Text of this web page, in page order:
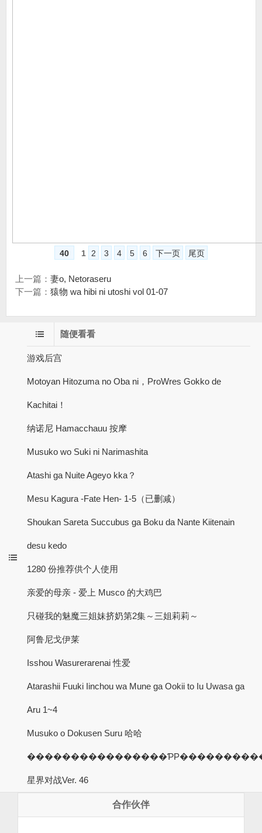
40 1 2 3 4 5 6 下一页 尾页
上一篇： 妻o, Netoraseru
下一篇： 猿物 wa hibi ni utoshi vol 01-07
随便看看
游戏后宫
Motoyan Hitozuma no Oba ni，ProWres Gokko de
Kachitai！
纳诺尼 Hamacchauu 按摩
Musuko wo Suki ni Narimashita
Atashi ga Nuite Ageyo kka？
Mesu Kagura -Fate Hen- 1-5（已删减）
Shoukan Sareta Succubus ga Boku da Nante Kiitenain
desu kedo
1280 份推荐供个人使用
亲爱的母亲 - 爱上 Musco 的大鸡巴
只碰我的魅魔三姐妹挤奶第2集～三姐莉莉～
阿鲁尼戈伊莱
Isshou Wasurerarenai 性爱
Atarashii Fuuki Iinchou wa Mune ga Ookii to Iu Uwasa ga
Aru 1~4
Musuko o Dokusen Suru 哈哈
星界对战Ver. 46
合作伙伴